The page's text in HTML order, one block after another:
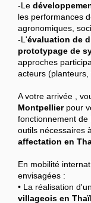
-Le
les performances
agronomiques,
-L'évaluation de
prototypage de
approches
acteurs (planteurs,
A votre arrivée ,
Montpellierpour
fonctionnement
outils nécessaires
affectation en
En mobilité
envisagées :
• La réalisation
villageois en